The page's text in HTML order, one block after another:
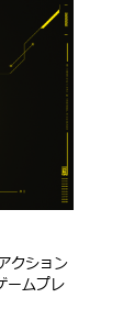
クション
ームプレ